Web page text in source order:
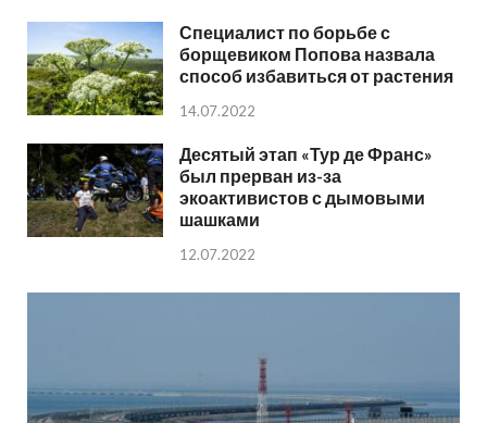
Специалист по борьбе с
борщевиком Попова назвала
способ избавиться от растения
14.07.2022
Десятый этап «Тур де Франс»
был прерван из-за
экоактивистов с дымовыми
шашками
12.07.2022